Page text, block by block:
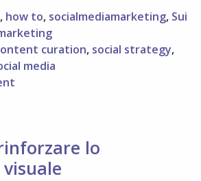
da
fare
sulle
piattaforme
social
, how to, socialmediamarketing, Sui
curation, social strategy,
media
lo